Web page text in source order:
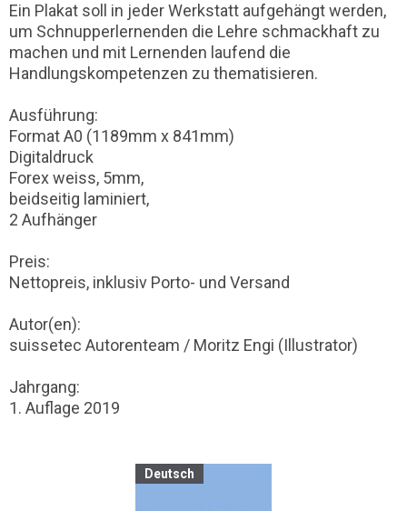
Ein Plakat soll in jeder Werkstatt aufgehängt werden,
um Schnupperlernenden die Lehre schmackhaft zu
machen und mit Lernenden laufend die
Handlungskompetenzen zu thematisieren.
Ausführung:
Format A0 (1189mm x 841mm)
Digitaldruck
Forex weiss, 5mm,
beidseitig laminiert,
2 Aufhänger
Preis:
Nettopreis, inklusiv Porto- und Versand
Autor(en):
suissetec Autorenteam / Moritz Engi (Illustrator)
Jahrgang:
1. Auflage 2019
Deutsch